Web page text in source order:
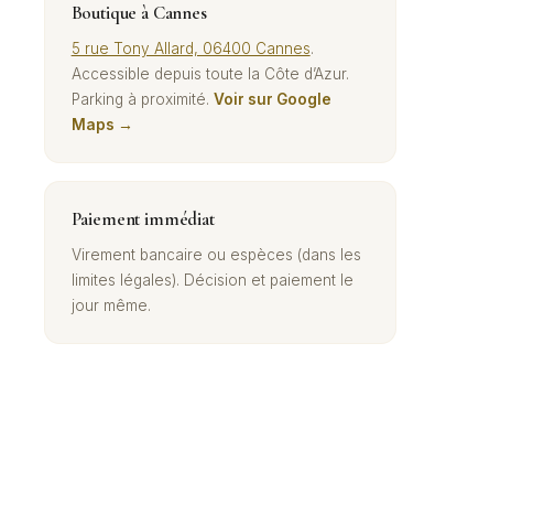
Boutique à Cannes
5 rue Tony Allard, 06400 Cannes.
Accessible depuis toute la Côte d’Azur.
Parking à proximité. Voir sur Google
Maps →
Paiement immédiat
Virement bancaire ou espèces (dans les
limites légales). Décision et paiement le
jour même.